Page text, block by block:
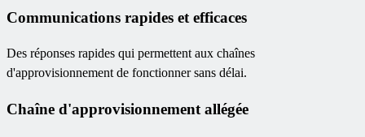
Communications rapides et efficaces
Des réponses rapides qui permettent aux chaînes
d'approvisionnement de fonctionner sans délai.
Chaîne d'approvisionnement allégée